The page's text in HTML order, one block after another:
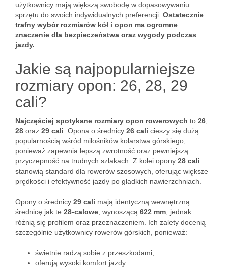
użytkownicy mają większą swobodę w dopasowywaniu
sprzętu do swoich indywidualnych preferencji. Ostatecznie
trafny wybór rozmiarów kół i opon ma ogromne
znaczenie dla bezpieczeństwa oraz wygody podczas
jazdy.
Jakie są najpopularniejsze
rozmiary opon: 26, 28, 29
cali?
Najczęściej spotykane rozmiary opon rowerowych to 26
28 oraz 29 cali . Opona o średnicy 26 cali cieszy się dużą
popularnością wśród miłośników kolarstwa górskiego,
ponieważ zapewnia lepszą zwrotność oraz pewniejszą
przyczepność na trudnych szlakach. Z kolei opony 28 cali
stanowią standard dla rowerów szosowych, oferując większe
prędkości i efektywność jazdy po gładkich nawierzchniach.
Opony o średnicy 29 cali mają identyczną wewnętrzną
średnicę jak te 28-calowe , wynoszącą 622 mm , jednak
różnią się profilem oraz przeznaczeniem. Ich zalety docenią
szczególnie użytkownicy rowerów górskich, ponieważ:
świetnie radzą sobie z przeszkodami,
oferują wysoki komfort jazdy.